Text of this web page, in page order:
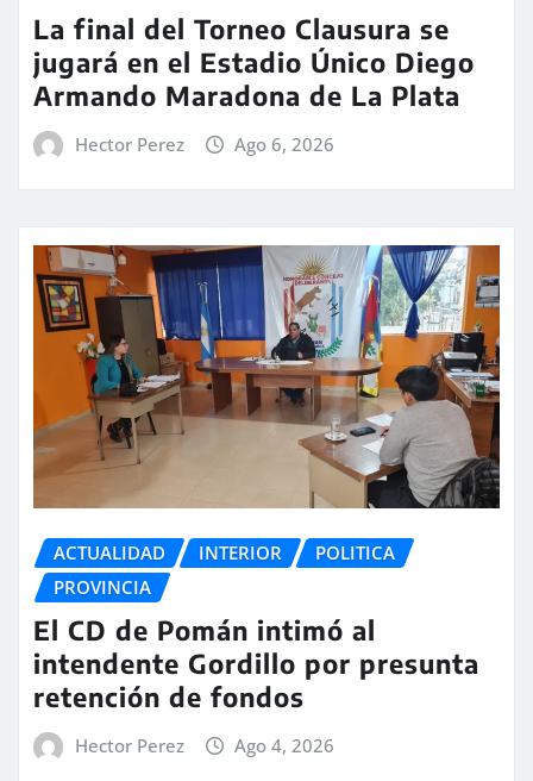
La final del Torneo Clausura se
jugará en el Estadio Único Diego
Armando Maradona de La Plata
Hector Perez Ago 6, 2026
ACTUALIDAD INTERIOR
POLITICA
PROVINCIA
El CD de Pomán intimó al
intendente Gordillo por presunta
retención de fondos
Hector Perez Ago 4, 2026